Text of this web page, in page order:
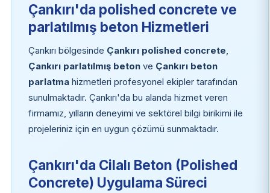
Çankırı'da polished concrete ve
parlatılmış beton Hizmetleri
Çankırı bölgesinde Çankırı polished concrete,
Çankırı parlatılmış betonve Çankırı beton
parlatmahizmetleri profesyonel ekipler tarafından
sunulmaktadır. Çankırı'da bu alanda hizmet veren
firmamız, yılların deneyimi ve sektörel bilgi birikimi ile
projeleriniz için en uygun çözümü sunmaktadır.
Çankırı'da Cilalı Beton (Polished
Concrete) Uygulama Süreci